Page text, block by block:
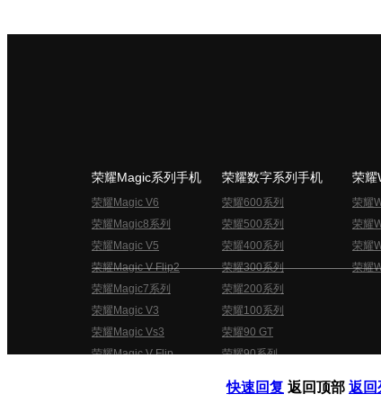
荣耀Magic系列手机
荣耀Magic V6
荣耀Magic8系列
荣耀Magic V5
荣耀Magic V Flip2
荣耀Magic7系列
荣耀Magic V3
荣耀Magic Vs3
荣耀Magic V Flip
荣耀数字系列手机
荣耀600系列
荣耀500系列
荣耀400系列
荣耀300系列
荣耀200系列
荣耀100系列
荣耀90 GT
荣耀90系列
荣耀
荣耀
荣耀
荣耀
荣耀
快速回复 返回顶部 返回